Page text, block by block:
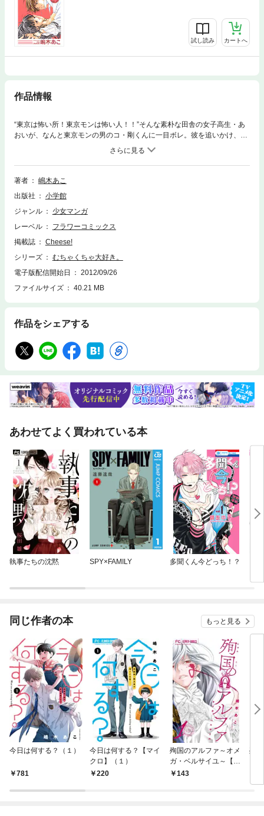
試し読み カートへ
作品情報
“東京は怖い所！東京モンは怖い人！！”そんな素朴な田舎の女子高生・あ
おいが、なんと東京モンの男のコ・剛くんに一目ボレ。彼を追いかけ、東
京に転校してきたはいいけど、そこには、ちょっとツレない剛くんと、超
大ヘンな東京ライフが待っていた！？
著者
嶋木あこ
出版社
小学館
ジャンル
少女マンガ
レーベル
フラワーコミックス
掲載誌
Cheese!
シリーズ
むちゃくちゃ大好き。
電子版配信開始日
2012/09/26
ファイルサイズ
40.21 MB
作品をシェアする
あわせてよく買われている本
執事たちの沈黙 SPY×FAMILY 多聞くん今どっち！？
同じ作者の本 もっと見る
今日は何する？（１）
781
今日は何する？【マイ
クロ】（１）
220
殉国のアルファ～オメ
ガ・ベルサイユ～【マ
イクロ】（１）
143
殉